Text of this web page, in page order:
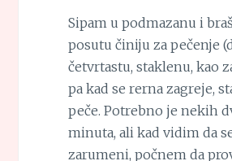
Sipam u podmazanu i
posutu činiju za pečenje
četvrtastu, staklenu, kao
pa kad se rerna zagreje,
peče. Potrebno je nekih
minuta, ali kad vidim da
zarumeni, počnem da